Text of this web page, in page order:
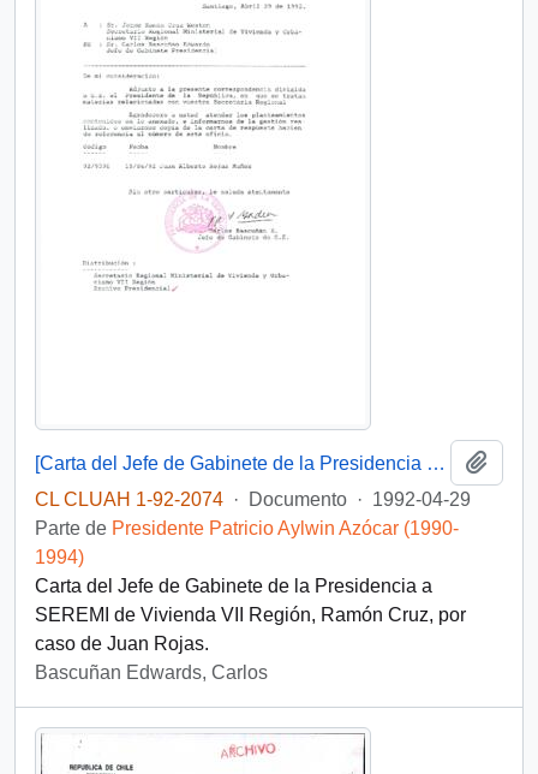
[Carta del Jefe de Gabinete de la Presidencia a SEREMI de Vivienda VII Región]
CL CLUAH 1-92-2074 · Documento · 1992-04-29
Parte de Presidente Patricio Aylwin Azócar (1990-
1994)
Carta del Jefe de Gabinete de la Presidencia a
SEREMI de Vivienda VII Región, Ramón Cruz, por
caso de Juan Rojas.
Bascuñan Edwards, Carlos